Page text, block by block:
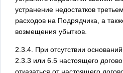
устранение недостатков
расходов на Подрядчика, а
возмещения убытков.
2.3.4. При отсутствии
2.3.3 или 6.5 настоящего